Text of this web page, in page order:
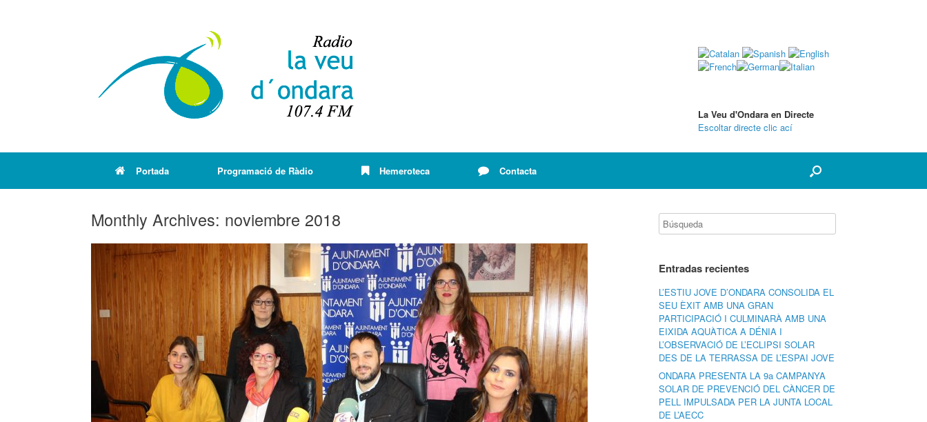
La Veu d'Ondara en Directe
Escoltar directe clic ací
Portada Programació de Ràdio Hemeroteca Contacta
Monthly Archives: noviembre 2018
Entradas recientes
L’ESTIU JOVE D’ONDARA CONSOLIDA EL
SEU ÈXIT AMB UNA GRAN
PARTICIPACIÓ I CULMINARÀ AMB UNA
EIXIDA AQUÀTICA A DÉNIA I
L’OBSERVACIÓ DE L’ECLIPSI SOLAR
DES DE LA TERRASSA DE L’ESPAI JOVE
ONDARA PRESENTA LA 9a CAMPANYA
SOLAR DE PREVENCIÓ DEL CÀNCER DE
PELL IMPULSADA PER LA JUNTA LOCAL
DE L’AECC